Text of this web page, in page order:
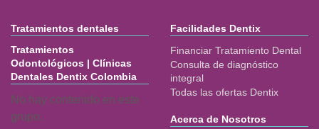
Tratamientos dentales
Tratamientos
Odontológicos | Clínicas
Dentales Dentix Colombia
No hay contenido en este
grupo.
Facilidades Dentix
Financiar Tratamiento Dental
Consulta de diagnóstico
integral
Todas las ofertas Dentix
Acerca de Nosotros